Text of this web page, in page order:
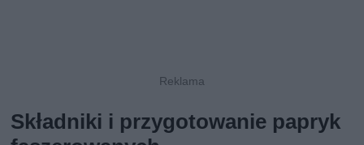
Składniki i przygotowanie papryk